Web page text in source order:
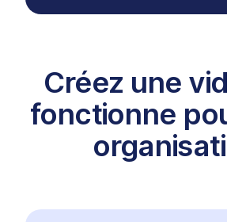
Créez une
fonctionne